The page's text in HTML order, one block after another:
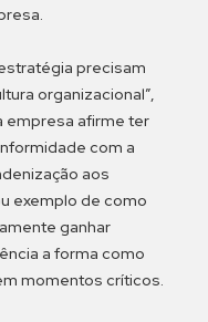
precisam
organizacional”,
empresa afirme ter
com a
aos
exemplo de como
ganhar
a forma como
momentos críticos.